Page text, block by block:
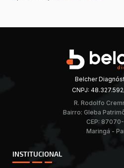
Belcher
CNPJ:
R. Rodolfo
Bairro: Gleba
CEP:
Maringá -
INSTITUCIONAL